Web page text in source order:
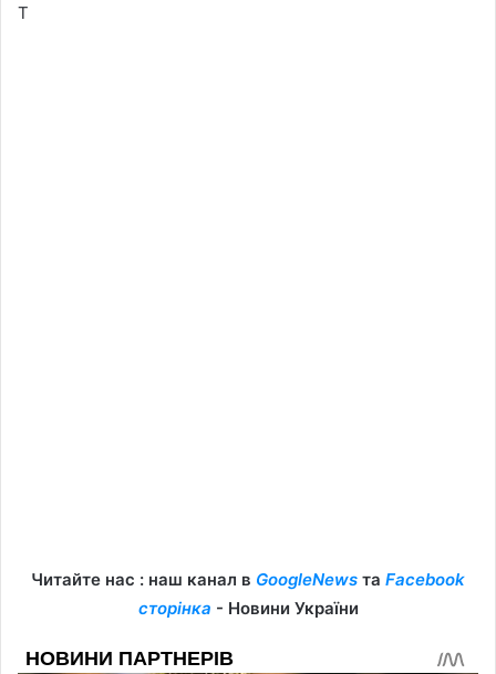
Т
Читайте нас : наш канал в GoogleNews та Facebook
сторінка - Новини України